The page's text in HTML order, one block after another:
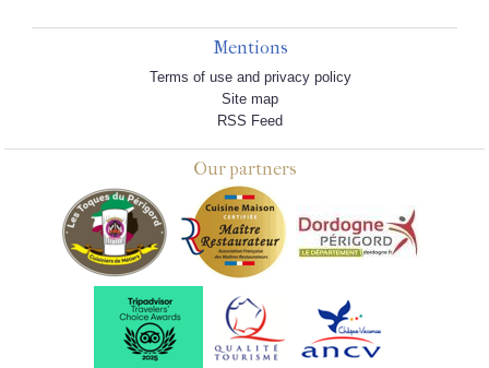
Mentions
Terms of use and privacy policy
Site map
RSS Feed
Our partners